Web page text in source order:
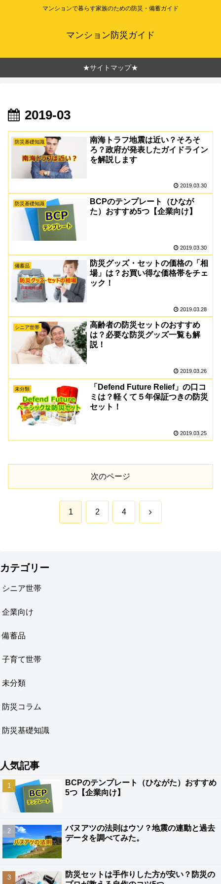
マンションで暮らす家族のための防災・備蓄ガイド
マンション防災ガイド
★サイトマップ★
2019-03
防災基礎知識
南海トラフ地震は近い？そろそ
ろ？政府が発表したガイドライン
を解説します
2019.03.30
防災基礎知識
BCPのテンプレート（ひなが
た）おすすめ5つ【企業向け】
2019.03.30
備蓄品
防災グッズ・セットの価格の「相
場」は？お買い得な価格帯をチェ
ック！
2019.03.28
シニア世帯
高齢者の防災セットのおすすめ
は？必要な防災グッズ一覧も解
説！
2019.03.26
未分類
「Defend Future Relief」の口コ
ミは？軽くて５年保証つきの防災
セット！
2019.03.25
次のページ
1 2 4 次
カテゴリー
シニア世帯
企業向け
備蓄品
子育て世帯
未分類
防災コラム
防災基礎知識
人気記事
BCPのテンプレート（ひながた）おすすめ
5つ【企業向け】
バヌアツの法則はウソ？地震の連動と過去
データを調べてみた。
防災セットは手作りした方が安い？防災の